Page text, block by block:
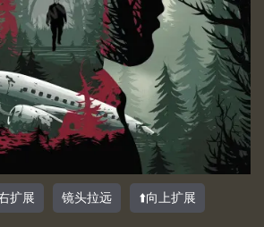
扩展 镜头拉远 ⬆️向上扩展